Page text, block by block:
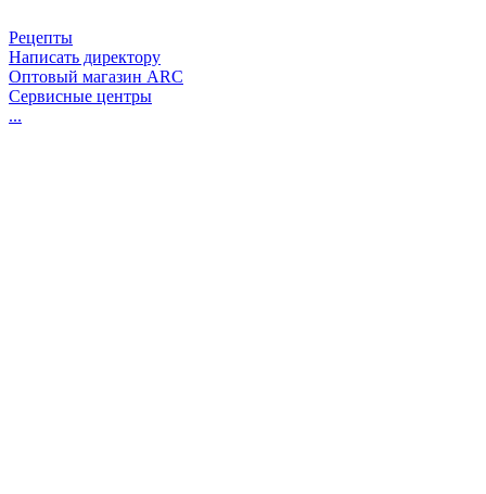
Рецепты
Написать директору
Оптовый магазин ARC
Сервисные центры
...